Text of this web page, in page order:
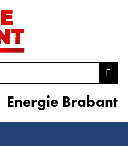
naar
de
Energie Brabant